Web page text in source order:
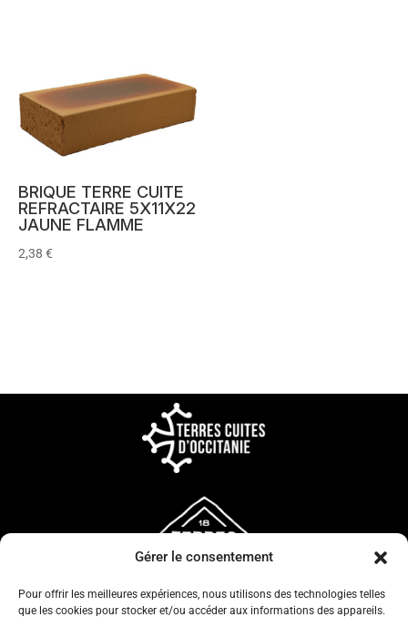
Gérer le consentement
Pour offrir les meilleures expériences, nous utilisons des technologies telles
que les cookies pour stocker et/ou accéder aux informations des appareils.
BRIQUE TERRE CUITE
REFRACTAIRE 5X11X22
JAUNE FLAMME
2,38 €